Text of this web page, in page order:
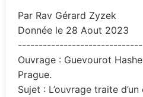
Par Rav Gérard Zyzek
Donnée le 28 Aout 2023
Ouvrage : Guevourot
Prague.
Sujet : L’ouvrage traite